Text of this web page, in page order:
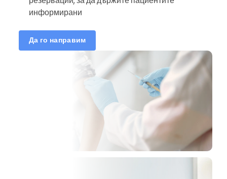
информирани
Да го направим